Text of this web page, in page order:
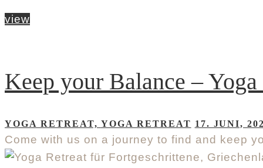
view
Keep your Balance –
YOGA RETREAT, YOGA RETREAT 17. JUNI,
Come with us on a journey to find and keep